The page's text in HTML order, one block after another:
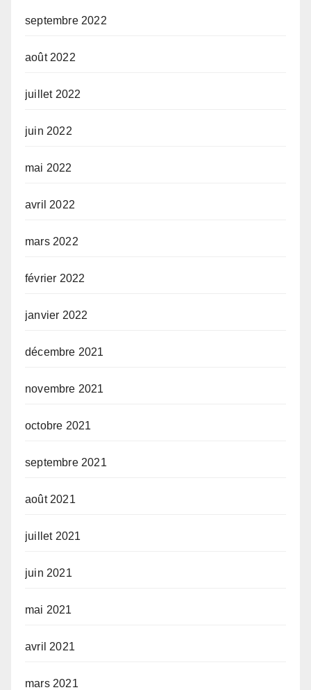
septembre 2022
août 2022
juillet 2022
juin 2022
mai 2022
avril 2022
mars 2022
février 2022
janvier 2022
décembre 2021
novembre 2021
octobre 2021
septembre 2021
août 2021
juillet 2021
juin 2021
mai 2021
avril 2021
mars 2021